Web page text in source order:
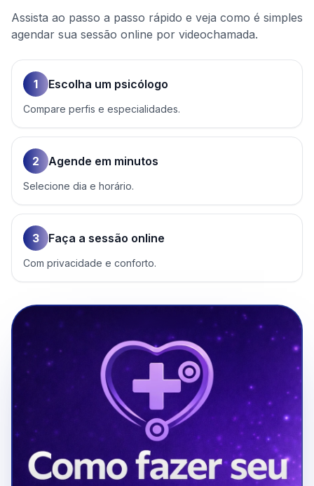
Assista ao passo a passo rápido e veja como é simples
agendar sua sessão online por videochamada.
1 Escolha um psicólogo
Compare perfis e especialidades.
2 Agende em minutos
Selecione dia e horário.
3 Faça a sessão online
Com privacidade e conforto.